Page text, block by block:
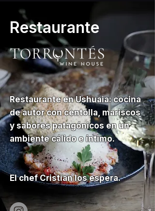
Restaurante
Restaurante en Ushuaia: cocina
de autor con centolla, mariscos
y sabores patagónicos en un
ambiente cálido e íntimo.
El chef Cristian los espera.